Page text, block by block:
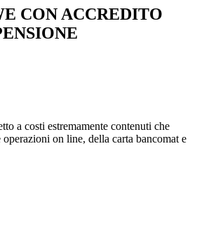
CON ACCREDITO
a costi estremamente contenuti che
on line, della carta bancomat e